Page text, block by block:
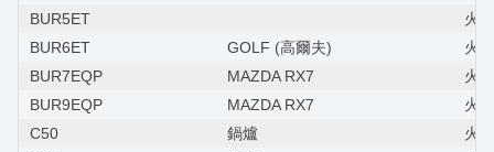
BUR5ET
火
BUR6ET
GOLF (高爾夫)
火
BUR7EQP
MAZDA RX7
火
BUR9EQP
MAZDA RX7
火
C50
鍋爐
火